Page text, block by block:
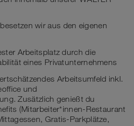
wir aus den eigenen
Arbeitsplatz durch die
eines Privatunternehmens
Arbeitsumfeld inkl.
und
Zusätzlich genießt du
(Mitarbeiter*innen-Restaurant
Gratis-Parkplätze,